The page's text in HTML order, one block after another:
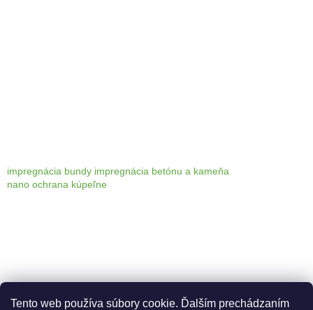
Tento web používa súbory cookie. Ďalším prechádzaním
impregnácia bundy impregnácia betónu a kameňa
nano ochrana kúpeľne